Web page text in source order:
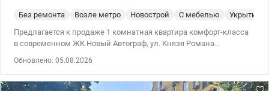
Без ремонта Возле метро Новострой С мебелью
Укрытие
Предлагается к продаже 1 комнатная квартира комфорт-класса
в современном ЖК Новый Автограф, ул. Князя Романа
удобная планировка позволяет легко реализовать
Обновлено: 05.08.2026